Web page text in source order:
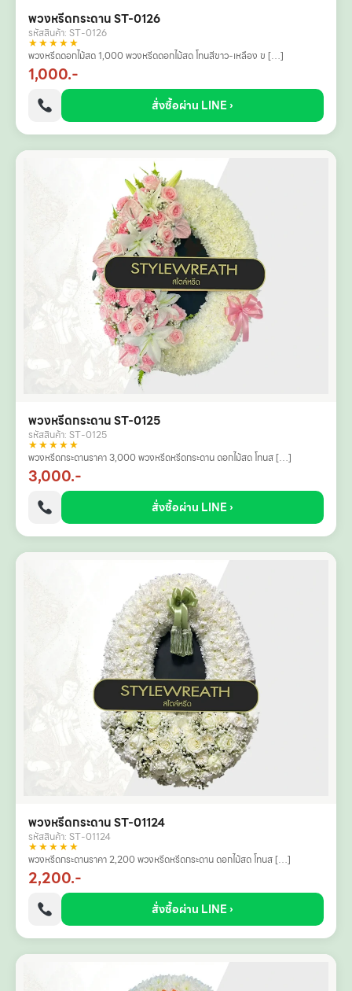
พวงหรีดกระดาน ST-0126
รหัสสินค้า: ST-0126
★★★★★
พวงหรีดดอกไม้สด 1,000 พวงหรีดดอกไม้สด โทนสีขาว-เหลือง ข […]
1,000.-
สั่งซื้อผ่าน LINE ›
พวงหรีดกระดาน ST-0125
รหัสสินค้า: ST-0125
★★★★★
พวงหรีดกระดานราคา 3,000 พวงหรีดหรีดกระดาน ดอกไม้สด โทนส […]
3,000.-
สั่งซื้อผ่าน LINE ›
พวงหรีดกระดาน ST-01124
รหัสสินค้า: ST-01124
★★★★★
พวงหรีดกระดานราคา 2,200 พวงหรีดหรีดกระดาน ดอกไม้สด โทนส […]
2,200.-
สั่งซื้อผ่าน LINE ›